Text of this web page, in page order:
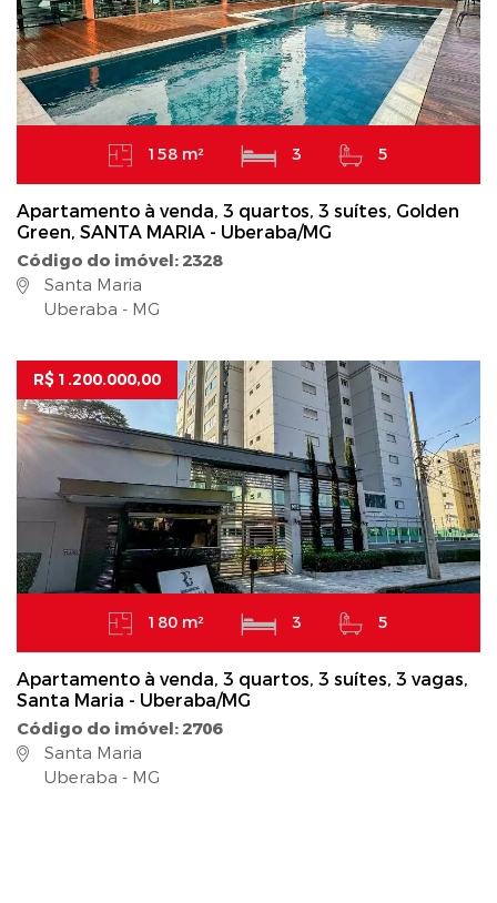
158 m² 3 5
Apartamento à venda, 3 quartos, 3 suítes, Golden
Green, SANTA MARIA - Uberaba/MG
Código do imóvel: 2328
Santa Maria
Uberaba - MG
R$ 1.200.000,00
180 m² 3 5
Apartamento à venda, 3 quartos, 3 suítes, 3 vagas,
Santa Maria - Uberaba/MG
Código do imóvel: 2706
Santa Maria
Uberaba - MG